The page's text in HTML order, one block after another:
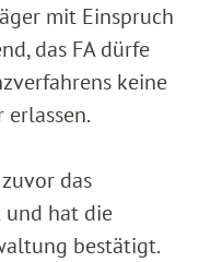
mit Einspruch
das FA dürfe
keine
erlassen.
das
hat die
bestätigt.